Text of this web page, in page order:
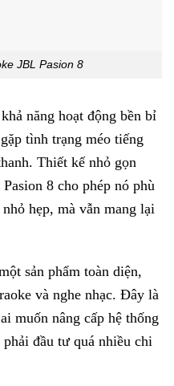
JBL Pasion 8
năng hoạt động bền bỉ
tình trạng méo tiếng
Thiết kế nhỏ gọn
8 cho phép nó phù
hẹp, mà vẫn mang lại
sản phẩm toàn diện,
và nghe nhạc. Đây là
muốn nâng cấp hệ thống
đầu tư quá nhiều chi